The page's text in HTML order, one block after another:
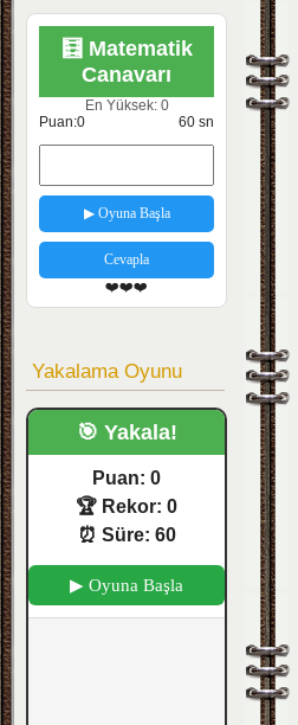
🧮 Matematik
Canavarı
En Yüksek: 0
Puan:0 60 sn
▶ Oyuna Başla
Cevapla
❤️❤️❤️
Yakalama Oyunu
🎯 Yakala!
Puan: 0
🏆 Rekor: 0
⏰ Süre: 60
▶ Oyuna Başla